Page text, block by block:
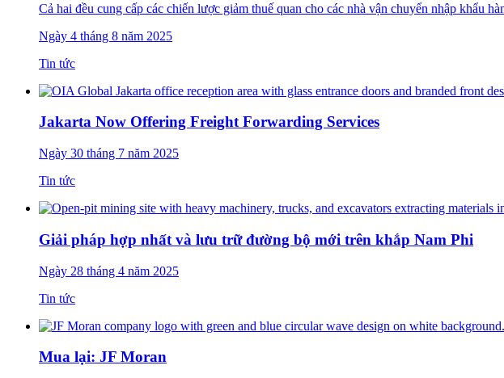
Cả hai đều cung cấp các chiến lược giảm thuế quan cho các nhà vận chuyển nhập khẩu
Ngày 4 tháng 8 năm 2025
Tin tức
Jakarta Now Offering Freight Forwarding Services
Ngày 30 tháng 7 năm 2025
Tin tức
Giải pháp hợp nhất và lưu trữ đường bộ mới trên khắp Nam Phi
Ngày 28 tháng 4 năm 2025
Tin tức
Mua lại: JF Moran